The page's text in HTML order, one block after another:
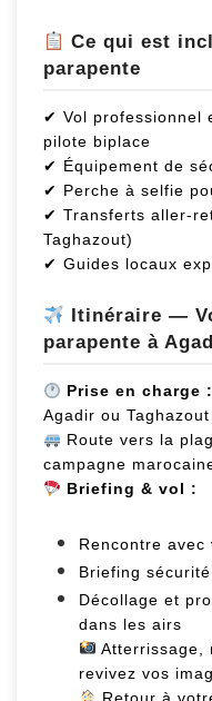
Ce qui est
parapente
✔ Vol professionnel
pilote biplace
✔ Équipement de
✔ Perche à selfie
✔ Transferts aller-
Taghazout)
✔ Guides locaux
Itinéraire —
parapente à
Prise en charge :
Agadir ou Taghazout
Route vers la
campagne
Briefing & vol :
Rencontre
Briefing sécurité
Décollage et
dans les airs
Atterrissage,
revivez vos